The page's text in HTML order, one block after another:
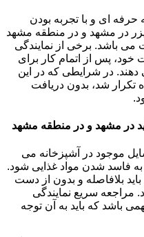
حرفه ای و با تجربه بودن
در مشهد و در منطقه مشهد
باشد. برخی از نمایندگی
خود، پس از اتمام کار برای
دهند. در شرایطی که در این
تکرار شد، بدون دریافت
در مشهد و در منطقه مشهد
موجود در آشپزخانه می
به فاسد شدن مواد غذایی شود.
بلافاصله و بدون از دست
مراجعه سریع نمایندگی
باشد که باید به آن توجه